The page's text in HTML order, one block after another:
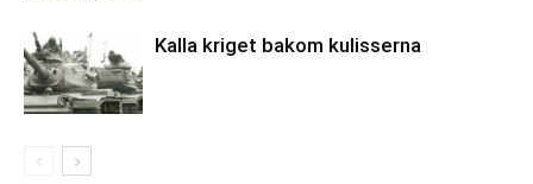
Kalla kriget bakom kulisserna